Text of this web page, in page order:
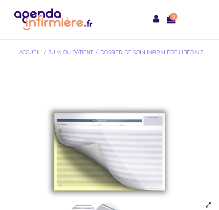
0
ACCUEIL SUIVI DU PATIENT DOSSIER DE SOIN INFIRMIÈRE LIBÉRALE